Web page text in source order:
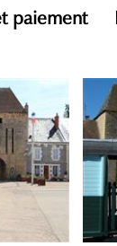
paiement